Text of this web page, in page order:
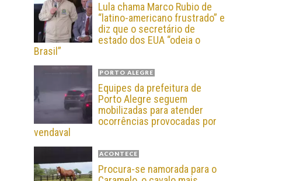
Lula chama Marco Rubio de
“latino-americano frustrado” e
diz que o secretário de
estado dos EUA “odeia o
Brasil”
PORTO ALEGRE
Equipes da prefeitura de
Porto Alegre seguem
mobilizadas para atender
ocorrências provocadas por
vendaval
ACONTECE
Procura-se namorada para o